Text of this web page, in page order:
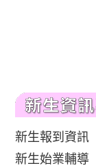
新生報到資訊
新生始業輔導